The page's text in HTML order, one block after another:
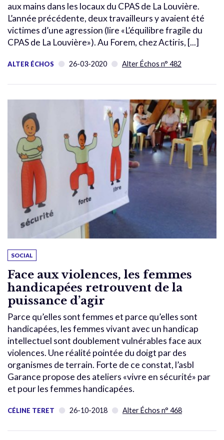
aux mains dans les locaux du CPAS de La Louvière.
L’année précédente, deux travailleurs y avaient été
victimes d’une agression (lire «L’équilibre fragile du
CPAS de La Louvière»). Au Forem, chez Actiris, [...]
ALTER ÉCHOS 26-03-2020 Alter Échos n° 482
SOCIAL
Face aux violences, les femmes
handicapées retrouvent de la
puissance d’agir
Parce qu’elles sont femmes et parce qu’elles sont
handicapées, les femmes vivant avec un handicap
intellectuel sont doublement vulnérables face aux
violences. Une réalité pointée du doigt par des
organismes de terrain. Forte de ce constat, l’asbl
Garance propose des ateliers «vivre en sécurité» par
et pour les femmes handicapées.
CÉLINE TERET 26-10-2018 Alter Échos n° 468